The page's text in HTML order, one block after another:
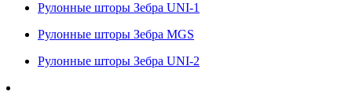
Рулонные шторы Зебра UNI-1
Рулонные шторы Зебра MGS
Рулонные шторы Зебра UNI-2